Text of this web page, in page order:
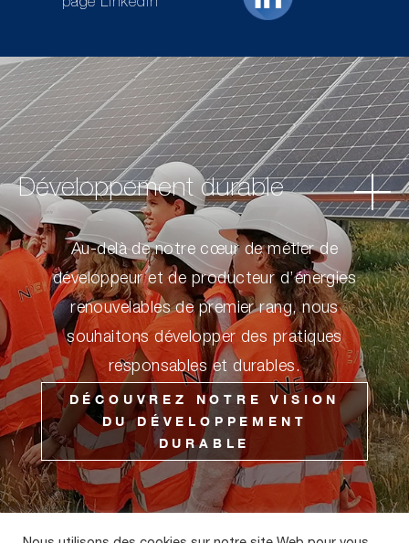
page Linkedin
Développement durable
Au-delà de notre cœur de métier de
développeur et de producteur d’énergies
renouvelables de premier rang, nous
souhaitons développer des pratiques
responsables et durables.
DÉCOUVREZ NOTRE VISION
DU DÉVELOPPEMENT
DURABLE